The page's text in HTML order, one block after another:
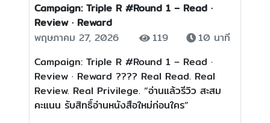
Campaign: Triple R #Round 1 – Read ·
Review · Reward
พฤษภาคม 27, 2026
119
10 นาที
Campaign: Triple R #Round 1 – Read ·
Review · Reward ???? Real Read. Real
Review. Real Privilege. “อ่านแล้วรีวิว สะสม
คะแนน รับสิทธิ์อ่านหนังสือใหม่ก่อนใคร”